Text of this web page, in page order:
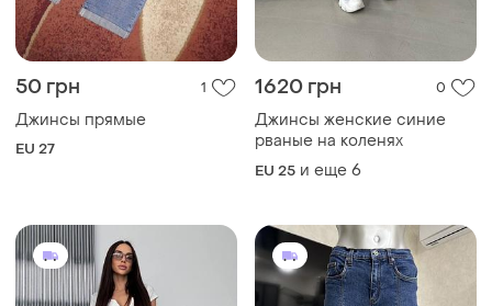
50 грн 1
Джинсы прямые
EU 27
1620 грн 0
Джинсы женские синие
рваные на коленях
EU 25 и еще 6